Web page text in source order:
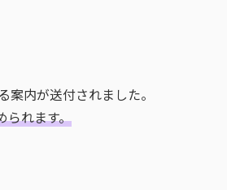
内が送付されました。
られます。